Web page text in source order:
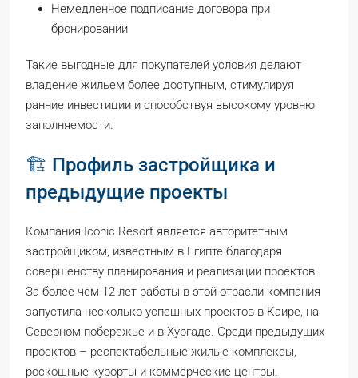
Немедленное подписание договора при
бронировании
Такие выгодные для покупателей условия делают
владение жильем более доступным, стимулируя
ранние инвестиции и способствуя высокому уровню
заполняемости.
🏗️ Профиль застройщика и
предыдущие проекты
Компания Iconic Resort является авторитетным
застройщиком, известным в Египте благодаря
совершенству планирования и реализации проектов.
За более чем 12 лет работы в этой отрасли компания
запустила несколько успешных проектов в Каире, на
Северном побережье и в Хургаде. Среди предыдущих
проектов – респектабельные жилые комплексы,
роскошные курорты и коммерческие центры.